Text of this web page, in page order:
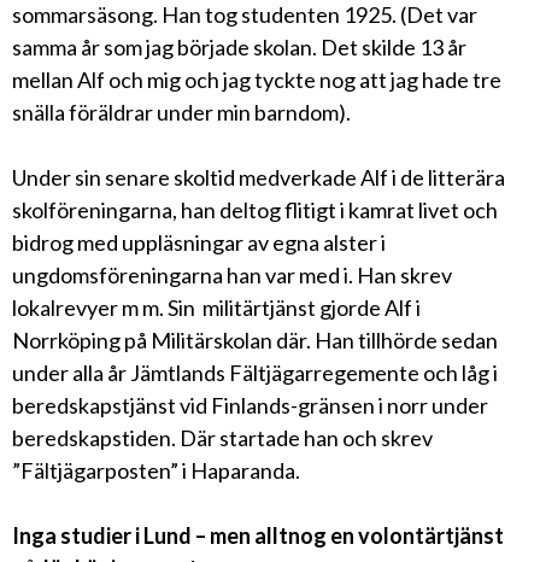
sommarsäsong. Han tog studenten 1925. (Det var
samma år som jag började skolan. Det skilde 13 år
mellan Alf och mig och jag tyckte nog att jag hade tre
snälla föräldrar under min barndom).
Under sin senare skoltid medverkade Alf i de litterära
skolföreningarna, han deltog flitigt i kamrat livet och
bidrog med uppläsningar av egna alster i
ungdomsföreningarna han var med i. Han skrev
lokalrevyer m m. Sin militärtjänst gjorde Alf i
Norrköping på Militärskolan där. Han tillhörde sedan
under alla år Jämtlands Fältjägarregemente och låg i
beredskapstjänst vid Finlands-gränsen i norr under
beredskapstiden. Där startade han och skrev
”Fältjägarposten” i Haparanda.
Inga studier i Lund – men alltnog en volontärtjänst